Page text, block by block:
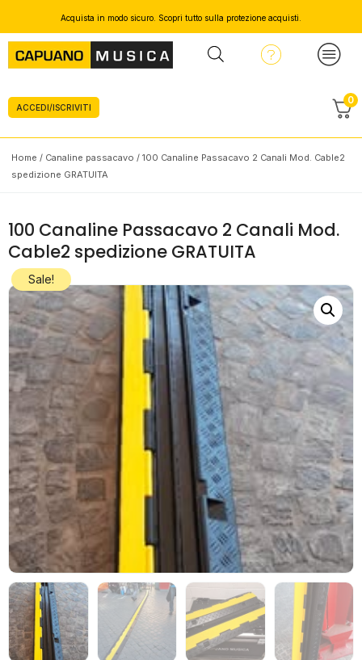
Acquista in modo sicuro. Scopri tutto sulla protezione acquisti.
ACCEDI/ISCRIVITI
0
Home / Canaline passacavo / 100 Canaline Passacavo 2 Canali Mod. Cable2
spedizione GRATUITA
100 Canaline Passacavo 2 Canali Mod.
Cable2 spedizione GRATUITA
Sale!